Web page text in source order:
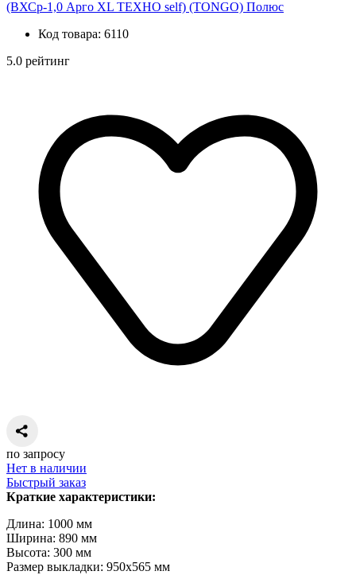
Код товара: 6110
5.0 рейтинг
по запросу
Нет в наличии
Быстрый заказ
Краткие характеристики:
Длина: 1000 мм
Ширина: 890 мм
Высота: 300 мм
Размер выкладки: 950х565 мм